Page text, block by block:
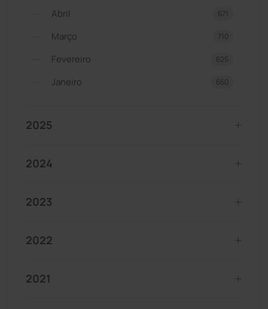
Abril 671
Março 710
Fevereiro 625
Janeiro 660
2025
2024
2023
2022
2021